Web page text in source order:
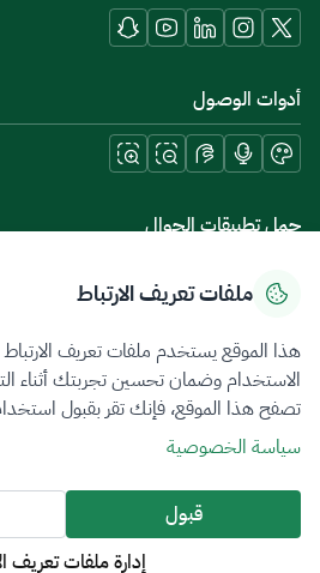
أدوات الوصول
حمل تطبيقات الجوال
سياسة الخصوصيةشروط الاستخدامخريطة الموقع
جميع الحقوق محفوظة 2026 © ZATCA.GOV.SA
تم تطويره وصيانته بواسطة هيئة الزكاة والضريبة
آخر تحديث للموقع في
ملفات تعريف الارتباط
هذا الموقع يستخدم ملفات تعريف
الاستخدام وضمان تحسين تجربتك أثناء
تصفح هذا الموقع، فإنك تقر بقبول
سياسة الخصوصية
قبول
إدارة ملفات تعريف